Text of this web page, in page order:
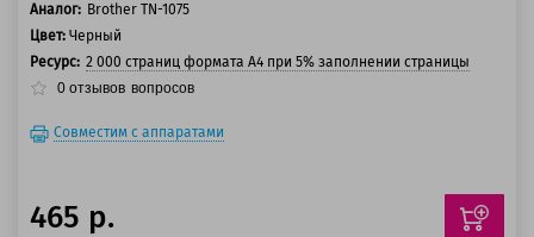
Аналог: Brother TN-1075
Цвет: Черный
Ресурс: 2 000 страниц формата А4 при 5% заполнении страницы
0 отзывов вопросов
Совместим с аппаратами
465 р.